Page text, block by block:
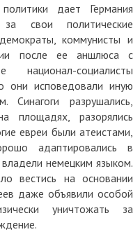
дает Германия
за свои политические
коммунисты и
после ее аншлюса с
национал-социалисты
они исповедовали иную
разрушались,
площадях, разорялись
евреи были атеистами,
адаптировались в
немецким языком.
вестись на основании
даже объявили особой
уничтожать за